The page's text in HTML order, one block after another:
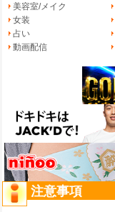
美容室/メイク
女装
占い
動画配信
注意事項